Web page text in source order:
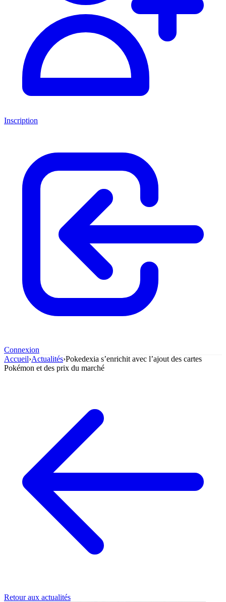
Inscription
Connexion
Accueil›Actualités›Pokedexia s’enrichit avec l’ajout des cartes
Pokémon et des prix du marché
Retour aux actualités